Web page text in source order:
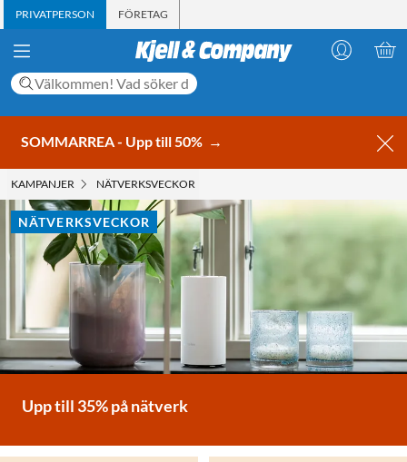
PRIVATPERSON FÖRETAG
SOMMARREA - Upp till 50% →
KAMPANJER NÄTVERKSVECKOR
Upp till 35% på nätverk
NÄTVERKSVECKOR